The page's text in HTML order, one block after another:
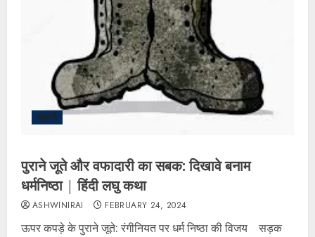
कहानी
पुराने जूते और वफादारी का सबक: दिखावे बनाम
धर्मनिष्ठा | हिंदी लघु कथा
ASHWINIRAI FEBRUARY 24, 2024
ऊपर कपड़े के पुराने जूते: रंगीनियत पर धर्म निष्ठा की विजय सड़क